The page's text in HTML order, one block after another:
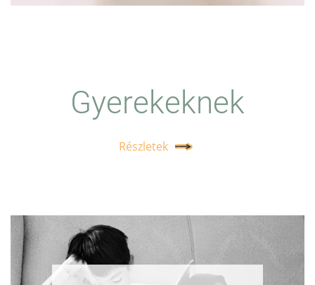
Gyerekeknek
Részletek